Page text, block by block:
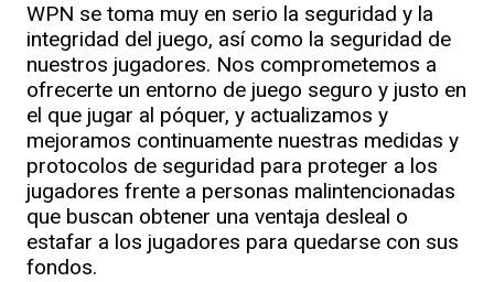
WPN se toma muy en serio la seguridad y la
integridad del juego, así como la seguridad de
nuestros jugadores. Nos comprometemos a
ofrecerte un entorno de juego seguro y justo en
el que jugar al póquer, y actualizamos y
mejoramos continuamente nuestras medidas y
protocolos de seguridad para proteger a los
jugadores frente a personas malintencionadas
que buscan obtener una ventaja desleal o
estafar a los jugadores para quedarse con sus
fondos.